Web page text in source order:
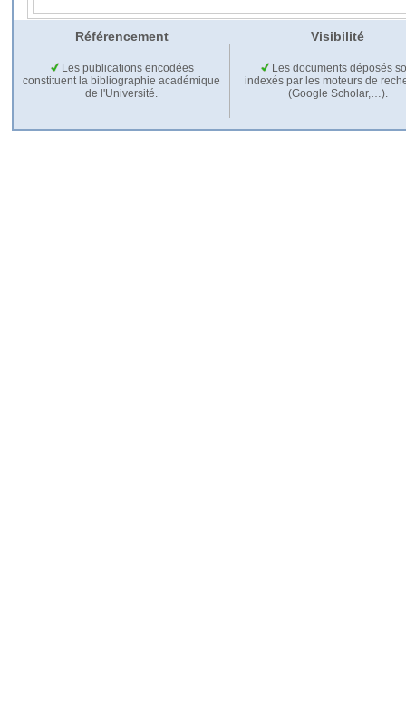
Référencement Visibilité
Les publications encodées
constituent la bibliographie académique
de l'Université.
Les documents déposés
indexés par les moteurs de
(Google Scholar,…).